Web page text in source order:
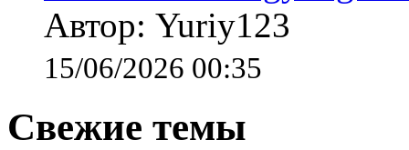
Автор: Yuriy123
15/06/2026 00:35
Свежие темы